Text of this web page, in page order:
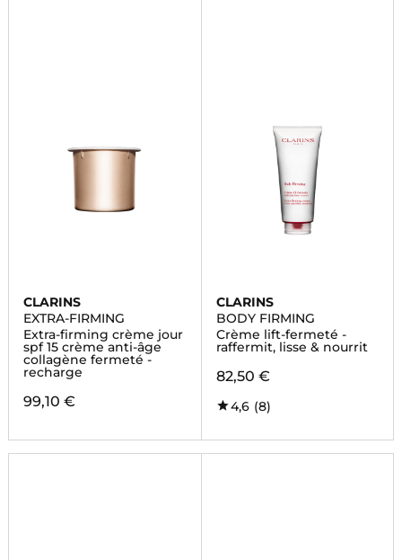
CLARINS
EXTRA-FIRMING
Extra-firming crème jour
spf 15 crème anti-âge
collagène fermeté -
recharge
99,10 €
CLARINS
BODY FIRMING
Crème lift-fermeté -
raffermit, lisse & nourrit
82,50 €
4,6 (8)